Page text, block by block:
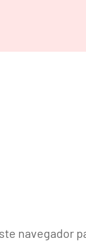
navegador